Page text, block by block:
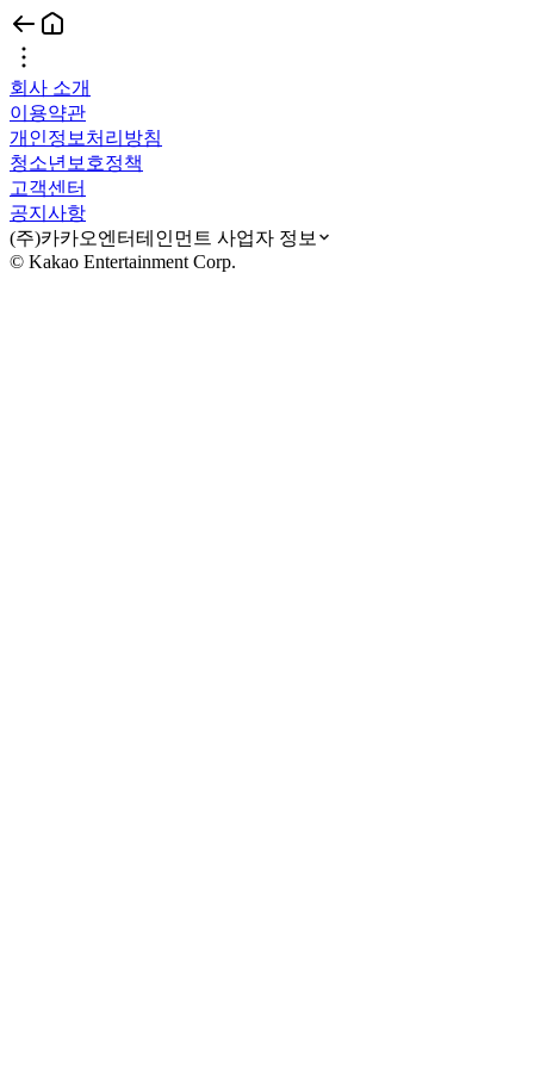
회사 소개
이용약관
개인정보처리방침
청소년보호정책
고객센터
공지사항
(주)카카오엔터테인먼트 사업자 정보
© Kakao Entertainment Corp.